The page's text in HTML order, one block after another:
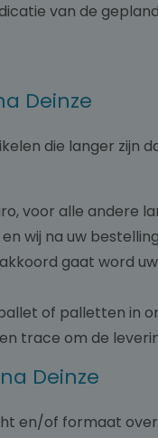
van de
Deinze
die langer zijn
voor alle andere
wij na uw
gaat word
of palletten in
trace om de
Deinze
en/of formaat